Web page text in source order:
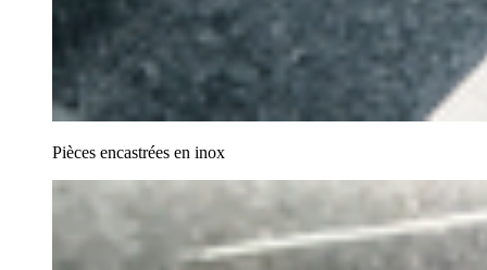
Pièces encastrées en inox